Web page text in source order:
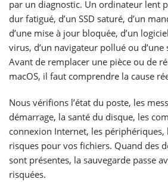
par un diagnostic. Un ordinateur lent
dur fatigué, d’un SSD saturé, d’un
d’une mise à jour bloquée, d’un
virus, d’un navigateur pollué ou d’une
Avant de remplacer une pièce ou de
macOS, il faut comprendre la cause
Nous vérifions l’état du poste, les
démarrage, la santé du disque, les
connexion Internet, les périphériques,
risques pour vos fichiers. Quand des
sont présentes, la sauvegarde passe
risquées.